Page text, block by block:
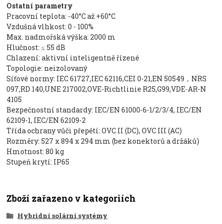
Ostatní parametry
Pracovní teplota: -40°C až +60°C
Vzdušná vlhkost: 0 - 100%
Max. nadmořská výška: 2000 m
Hlučnost: ≤ 55 dB
Chlazení: aktivní inteligentně řízené
Topologie: neizolovaný
Síťové normy: IEC 61727,IEC 62116,CEI 0-21,EN 50549，NRS
097,RD 140,UNE 217002,OVE-Richtlinie R25,G99,VDE-AR-N
4105
Bezpečnostní standardy: IEC/EN 61000-6-1/2/3/4, IEC/EN
62109-1, IEC/EN 62109-2
Třída ochrany vůči přepětí: OVC II (DC), OVC III (AC)
Rozměry: 527 x 894 x 294 mm (bez konektorů a držáků)
Hmotnost: 80 kg
Stupeň krytí: IP65
Zboží zařazeno v kategoriích
Hybridní solární systémy